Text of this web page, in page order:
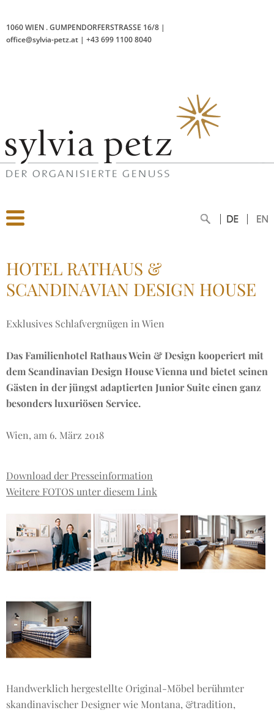
1060 WIEN .GUMPENDORFERSTRASSE 16/8 |
office@sylvia-petz.at | +43 699 1100 8040
HOTEL RATHAUS &
SCANDINAVIAN DESIGN HOUSE
Exklusives Schlafvergnügen in Wien
Das Familienhotel Rathaus Wein & Design kooperiert mit
dem Scandinavian Design House Vienna und bietet seinen
Gästen in der jüngst adaptierten Junior Suite einen ganz
besonders luxuriösen Service.
Wien, am 6. März 2018
Download der Presseinformation
Weitere FOTOS unter diesem Link
Handwerklich hergestellte Original-Möbel berühmter
skandinavischer Designer wie Montana, &tradition,